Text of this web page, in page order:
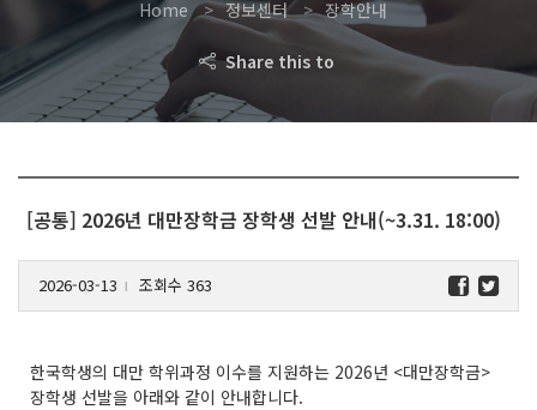
Home 정보센터 장학안내
Share this to
[공통] 2026년 대만장학금 장학생 선발 안내(~3.31. 18:00)
2026-03-13 l 조회수 363
한국학생의 대만 학위과정 이수를 지원하는 2026년 <대만장학금>
장학생 선발을 아래와 같이 안내합니다.